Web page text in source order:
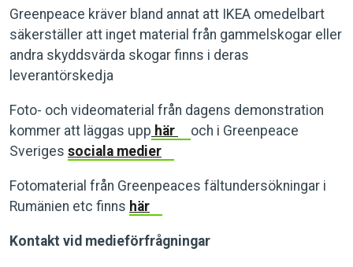
Greenpeace kräver bland annat att IKEA omedelbart
säkerställer att inget material från gammelskogar eller
andra skyddsvärda skogar finns i deras
leverantörskedja
Foto- och videomaterial från dagens demonstration
kommer att läggas upp här
och i Greenpeace
Sveriges sociala medier
Fotomaterial från Greenpeaces fältundersökningar i
Rumänien etc finns här
Kontakt vid medieförfrågningar